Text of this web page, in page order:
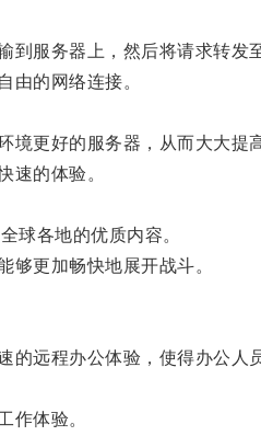
服务器上，然后将请求转发
的网络连接。
更好的服务器，从而大大提
的体验。
各地的优质内容。
更加畅快地展开战斗。
远程办公体验，使得办公人
体验。